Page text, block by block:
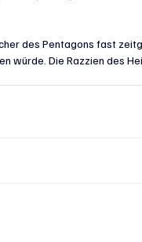
des Pentagons fast
würde. Die Razzien des